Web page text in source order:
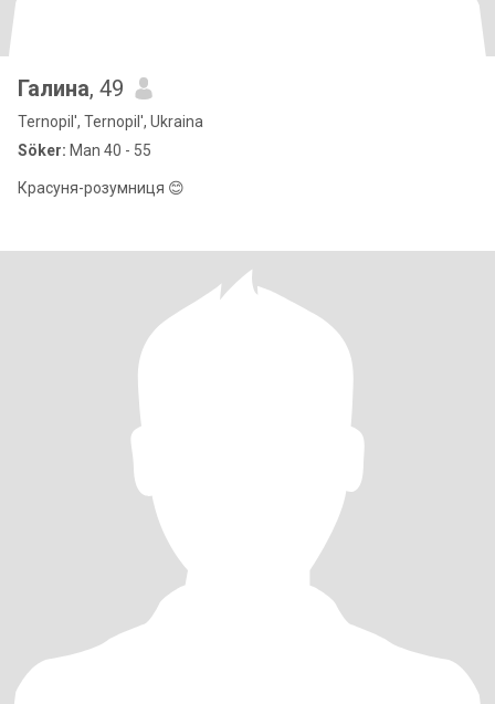
Галина, 49
Ternopil', Ternopil', Ukraina
Söker: Man 40 - 55
Красуня-розумниця 😊